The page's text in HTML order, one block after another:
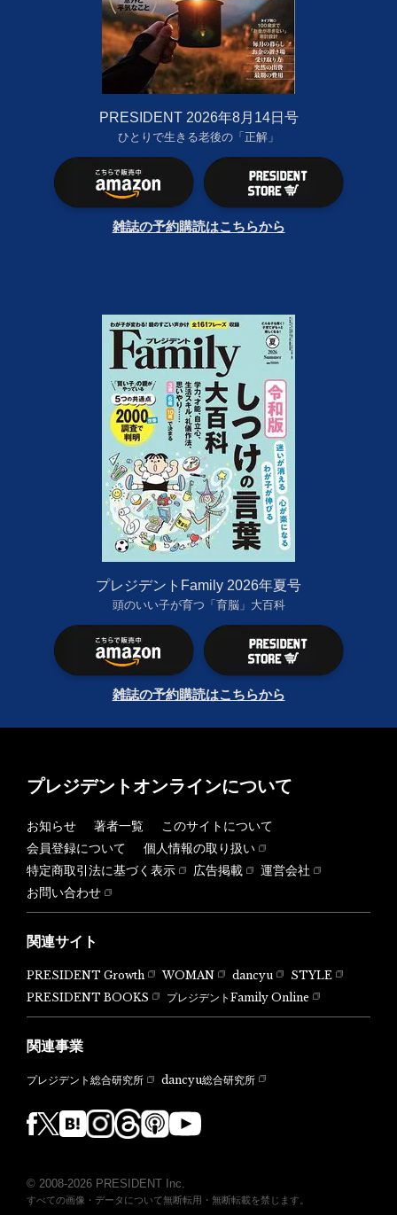
PRESIDENT 2026年8月14日号
ひとりで生きる老後の「正解」
雑誌の予約購読はこちらから
プレジデントFamily 2026年夏号
頭のいい子が育つ「育脳」大百科
雑誌の予約購読はこちらから
プレジデントオンラインについて
お知らせ 著者一覧
このサイトについて
会員登録について
個人情報の取り扱い
特定商取引法に基づく表示
広告掲載
運営会社
お問い合わせ
関連サイト
PRESIDENT Growth WOMAN dancyu
STYLE
PRESIDENT BOOKS
プレジデントFamily Online
関連事業
プレジデント総合研究所 dancyu総合研究所
© 2008-2026 PRESIDENT Inc.
すべての画像・データについて無断転用・無断転載を禁じます。